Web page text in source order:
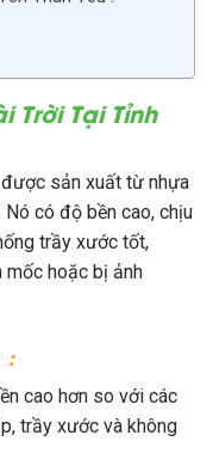
Trời Tại Tỉnh
sản xuất từ nhựa
có độ bền cao, chịu
trầy xước tốt,
mốc hoặc bị ảnh
:
cao hơn so với các
trầy xước và không